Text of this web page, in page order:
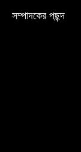
সম্পাদকের পছন্দ